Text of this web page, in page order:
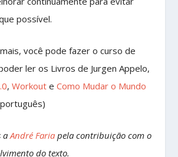
possível.
você pode fazer o curso de
ler os Livros de Jurgen Appelo,
,Workout eComo Mudar o Mundo
aAndré Faria pela contribuição com o
do texto.